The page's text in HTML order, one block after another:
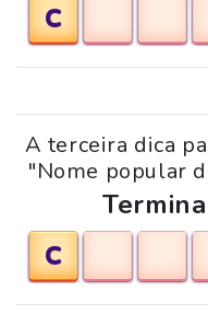
C
A terceira dica
"Nome popular
C